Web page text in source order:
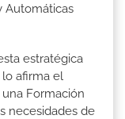
Automáticas
estratégica
lo afirma el
una Formación
necesidades de